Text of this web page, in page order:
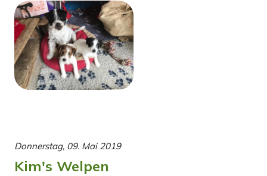
Donnerstag, 09. Mai 2019
Kim's Welpen